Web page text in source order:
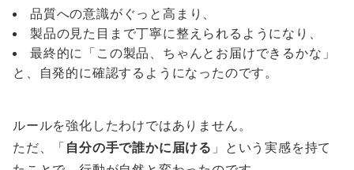
品質への意識がぐっと高まり、
製品の見た目まで丁寧に整えられるようになり、
最終的に「この製品、ちゃんとお届けできるかな」
と、自発的に確認するようになったのです。
ルールを強化したわけではありません。
ただ、「 自分の手で誰かに届ける 」という実感を持て